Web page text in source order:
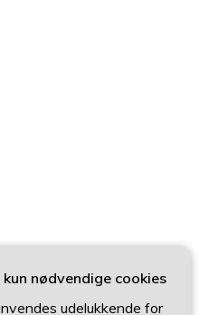
nødvendige cookies
udelukkende for